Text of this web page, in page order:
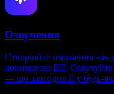
Озвучення
Створюйте озвучення «як
допомогою ШІ. Озвучуйте
— що завгодно й у будь-